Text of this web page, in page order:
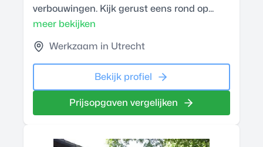
verbouwingen. Kijk gerust eens rond op...
meer bekijken
Werkzaam in Utrecht
Bekijk profiel
Prijsopgaven vergelijken